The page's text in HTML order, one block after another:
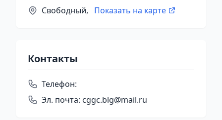
Свободный, Показать на карте
Контакты
Телефон:
Эл. почта: cggc.blg@mail.ru